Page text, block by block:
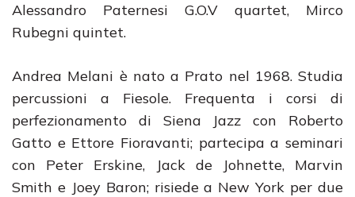
Alessandro Paternesi G.O.V quartet, Mirco
Rubegni quintet.
Andrea Melani è nato a Prato nel 1968. Studia
percussioni a Fiesole. Frequenta i corsi di
perfezionamento di Siena Jazz con Roberto
Gatto e Ettore Fioravanti; partecipa a seminari
con Peter Erskine, Jack de Johnette, Marvin
Smith e Joey Baron; risiede a New York per due